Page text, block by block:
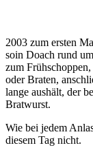
2003 zum ersten
soin Doach rund
zum
oder Braten,
lange aushält, der
Bratwurst.
Wie bei jedem
diesem Tag nicht.